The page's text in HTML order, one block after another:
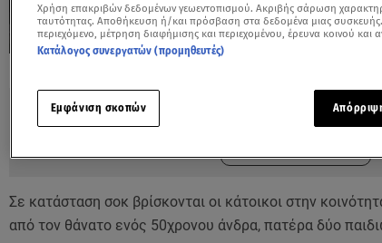
Δείτε περισσότερα άρθρα μας στην αναζήτηση σας
Δείτε περισσότερα άρθρα μας στα
Σε κατάσταση σοκ βρίσκονται οι κάτοικοι στην
από τον θάνατο ενός 50χρονου άνδρα, πατέρα δύο
Χρήση επακριβών δεδομένων γεωεντοπισμού. Ακριβής σάρωση
ταυτότητας. Αποθήκευση ή/και πρόσβαση στα δεδομένα μιας συσκευής.
περιεχόμενο, μέτρηση διαφήμισης και περιεχομένου, έρευνα κοινού και
Κατάλογος συνεργατών (προμηθευτές)
Εμφάνιση σκοπών